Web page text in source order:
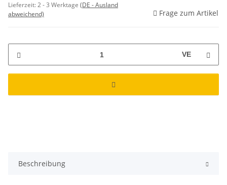
Lieferzeit:2 - 3 Werktage (DE - Ausland
abweichend)
Frage zum Artikel
VE
Beschreibung